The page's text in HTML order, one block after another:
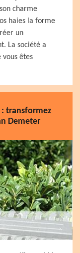
charme
haies la forme
un
La société a
vous êtes
transformez
Demeter